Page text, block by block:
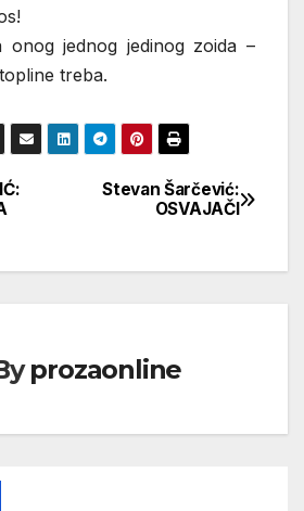
onog jednog jedinog zoida –
treba.
Stevan Šarčević:
OSVAJAČI
prozaonline